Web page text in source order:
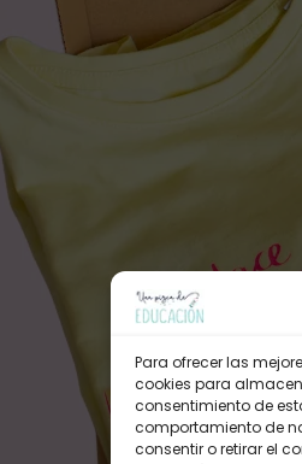
Para ofrecer las
cookies para
consentimiento de
comportamiento de
consentir o retirar el